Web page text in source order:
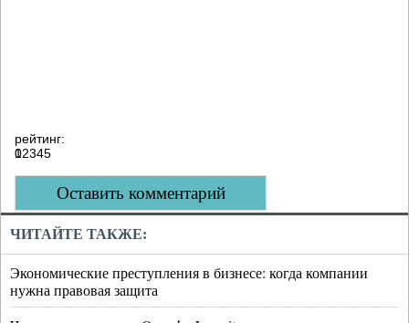
рейтинг:
0
12345
Оставить комментарий
ЧИТАЙТЕ ТАКЖЕ:
Экономические преступления в бизнесе: когда компании
нужна правовая защита